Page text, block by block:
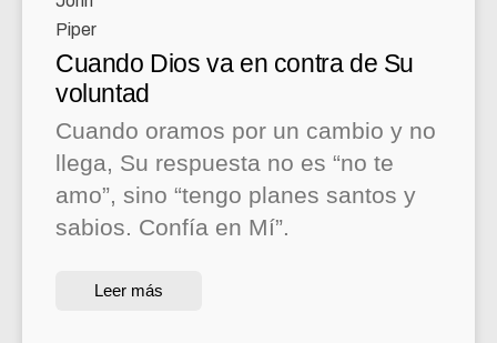
Cuando Dios va en contra de Su
voluntad
Cuando oramos por un cambio y no
llega, Su respuesta no es “no te
amo”, sino “tengo planes santos y
sabios. Confía en Mí”.
Leer más